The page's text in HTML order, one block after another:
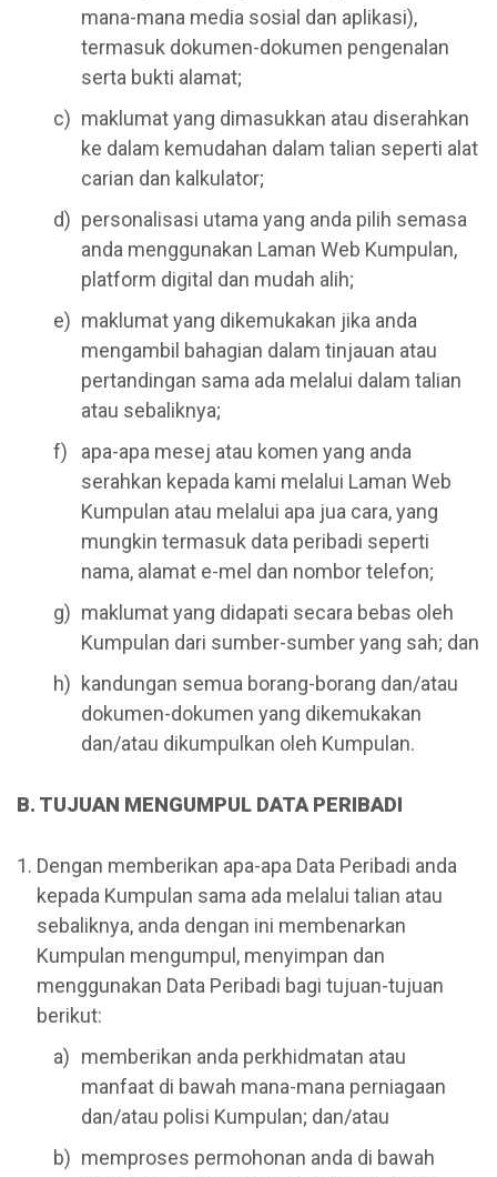
mana-mana media sosial dan aplikasi),
termasuk dokumen-dokumen pengenalan
serta bukti alamat;
maklumat yang dimasukkan atau diserahkan
ke dalam kemudahan dalam talian seperti alat
carian dan kalkulator;
personalisasi utama yang anda pilih semasa
anda menggunakan Laman Web Kumpulan,
platform digital dan mudah alih;
maklumat yang dikemukakan jika anda
mengambil bahagian dalam tinjauan atau
pertandingan sama ada melalui dalam talian
atau sebaliknya;
apa-apa mesej atau komen yang anda
serahkan kepada kami melalui Laman Web
Kumpulan atau melalui apa jua cara, yang
mungkin termasuk data peribadi seperti
nama, alamat e-mel dan nombor telefon;
maklumat yang didapati secara bebas oleh
Kumpulan dari sumber-sumber yang sah; dan
kandungan semua borang-borang dan/atau
dokumen-dokumen yang dikemukakan
dan/atau dikumpulkan oleh Kumpulan.
B. TUJUAN MENGUMPUL DATA PERIBADI
Dengan memberikan apa-apa Data Peribadi anda
kepada Kumpulan sama ada melalui talian atau
sebaliknya, anda dengan ini membenarkan
Kumpulan mengumpul, menyimpan dan
menggunakan Data Peribadi bagi tujuan-tujuan
berikut:
memberikan anda perkhidmatan atau
manfaat di bawah mana-mana perniagaan
dan/atau polisi Kumpulan; dan/atau
memproses permohonan anda di bawah